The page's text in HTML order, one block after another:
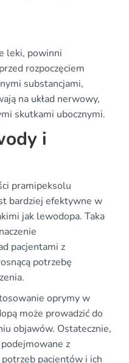
leki, powinni
rozpoczęciem
substancjami,
na układ nerwowy,
skutkami ubocznymi.
i
pramipeksolu
bardziej efektywne w
jak lewodopa. Taka
pacjentami z
potrzebę
oprymy w
może prowadzić do
objawów. Ostatecznie,
z
pacjentów i ich